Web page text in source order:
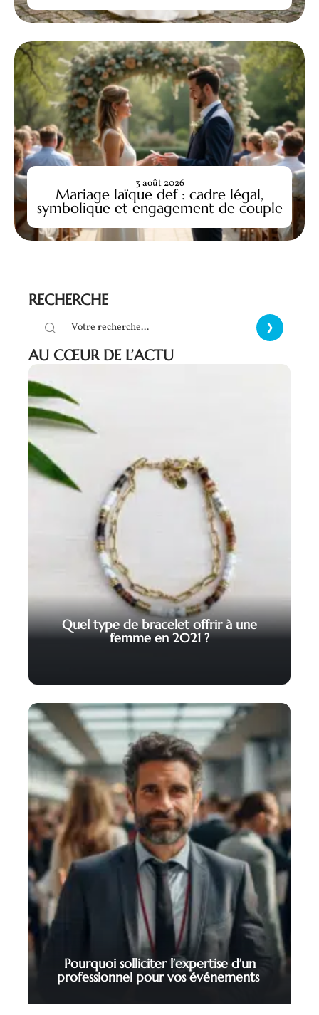
Mariage laïque def : cadre légal,
symbolique et engagement de couple
3 août 2026
RECHERCHE
AU CŒUR DE L’ACTU
Quel type de bracelet offrir à une
femme en 2021 ?
Pourquoi solliciter l’expertise d’un
professionnel pour vos événements